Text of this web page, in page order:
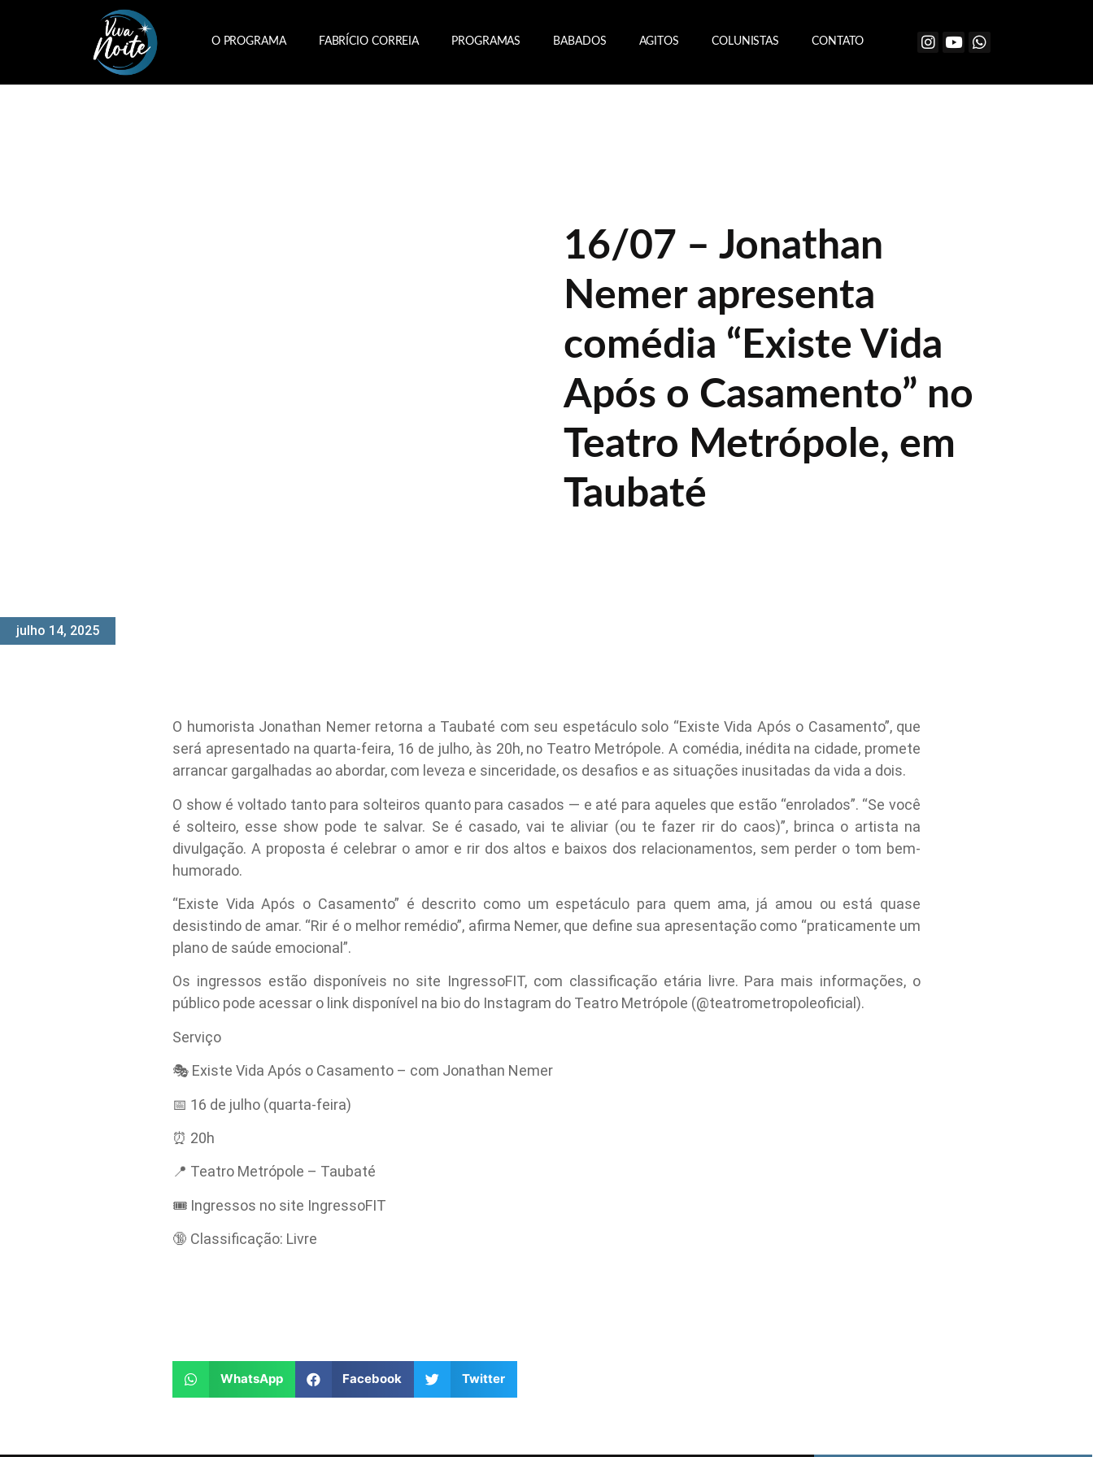
O PROGRAMA FABRÍCIO CORREIA PROGRAMAS BABADOS AGITOS COLUNISTAS CONTATO
julho 14, 2025
16/07 – Jonathan
Nemer apresenta
comédia “Existe Vida
Após o Casamento” no
Teatro Metrópole, em
Taubaté
O humorista Jonathan Nemer retorna a Taubaté com seu espetáculo solo “Existe Vida Após o Casamento”, que
será apresentado na quarta-feira, 16 de julho, às 20h, no Teatro Metrópole. A comédia, inédita na cidade, promete
arrancar gargalhadas ao abordar, com leveza e sinceridade, os desafios e as situações inusitadas da vida a dois.
O show é voltado tanto para solteiros quanto para casados — e até para aqueles que estão “enrolados”. “Se você
é solteiro, esse show pode te salvar. Se é casado, vai te aliviar (ou te fazer rir do caos)”, brinca o artista na
divulgação. A proposta é celebrar o amor e rir dos altos e baixos dos relacionamentos, sem perder o tom bem-
humorado.
“Existe Vida Após o Casamento” é descrito como um espetáculo para quem ama, já amou ou está quase
desistindo de amar. “Rir é o melhor remédio”, afirma Nemer, que define sua apresentação como “praticamente um
plano de saúde emocional”.
Os ingressos estão disponíveis no site IngressoFIT, com classificação etária livre. Para mais informações, o
público pode acessar o link disponível na bio do Instagram do Teatro Metrópole (@teatrometropoleoficial).
Serviço
🎭 Existe Vida Após o Casamento – com Jonathan Nemer
📅 16 de julho (quarta-feira)
⏰ 20h
📍 Teatro Metrópole – Taubaté
🎟 Ingressos no site IngressoFIT
🔞 Classificação: Livre
WhatsApp Facebook Twitter